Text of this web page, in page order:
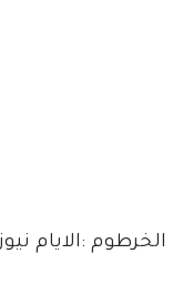
الخرطوم :الايام